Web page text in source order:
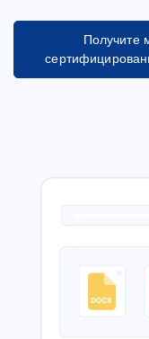
Получите